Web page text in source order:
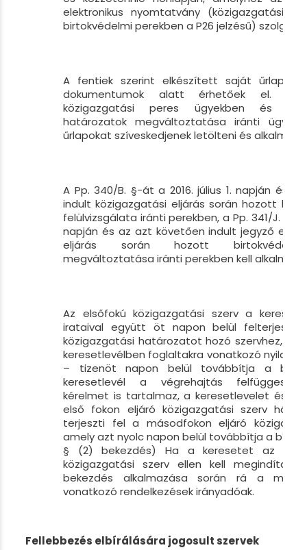
elektronikus nyomtatvány (közigazgatási
birtokvédelmi perekben a P26 jelzésű) szolgál
A fentiek szerint elkészített saját űrlapok
dokumentumok alatt érhetőek el.
közigazgatási peres ügyekben és a
határozatok megváltoztatása iránti
űrlapokat szíveskedjenek letölteni és
A Pp. 340/B. §-át a 2016. július 1. napján és
indult közigazgatási eljárás során hozott
felülvizsgálata iránti perekben, a Pp. 341/J. §-át
napján és az azt követően indult jegyző
eljárás során hozott
megváltoztatása iránti perekben kell
Az elsőfokú közigazgatási szerv a
irataival együtt öt napon belül felterjeszti
közigazgatási határozatot hozó szervhez,
keresetlevélben foglaltakra vonatkozó
– tizenöt napon belül továbbítja a
keresetlevél a végrehajtás
kérelmet is tartalmaz, a keresetlevelet és
első fokon eljáró közigazgatási szerv
terjeszti fel a másodfokon eljáró
amely azt nyolc napon belül továbbítja a
§ (2) bekezdés) Ha a keresetet az első
közigazgatási szerv ellen kell
bekezdés alkalmazása során rá a
vonatkozó rendelkezések irányadóak.
Fellebbezés elbírálására jogosult szervek